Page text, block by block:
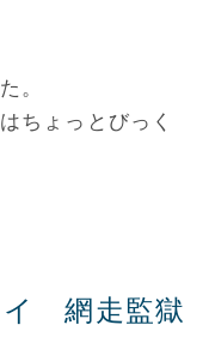
。
ちょっとびっく
イ 網走監獄